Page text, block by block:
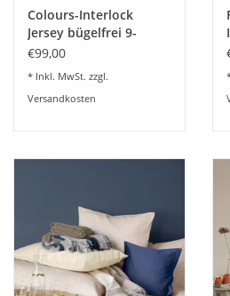
Colours-Interlock
Jersey bügelfrei 9-
Farben
€99,00
* Inkl. MwSt. zzgl.
Versandkosten